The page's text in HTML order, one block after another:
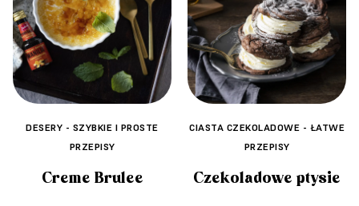
DESERY - SZYBKIE I PROSTE
PRZEPISY
Creme Brulee
CIASTA CZEKOLADOWE - ŁATWE
PRZEPISY
Czekoladowe ptysie